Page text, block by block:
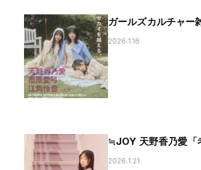
ガールズカルチャー
2026.1.16
≒JOY 天野香乃愛「
2026.1.21